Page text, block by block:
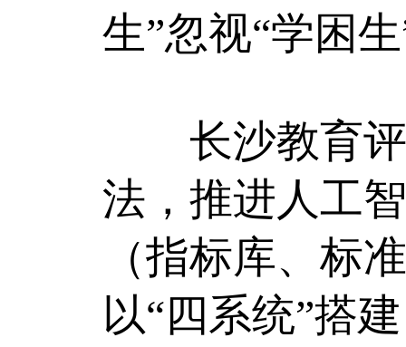
生”忽视“学困
长沙教育评
法，推进人工
（指标库、标
以“四系统”搭